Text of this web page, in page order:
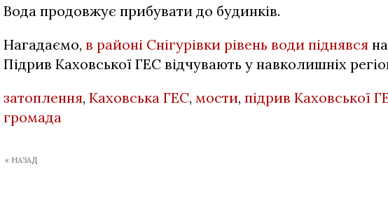
Вода продовжує прибувати до будинків.
Нагадаємо, в районі Снігурівки рівень води піднявся
Підрив Каховської ГЕС відчувають у навколишніх
затоплення, Каховська ГЕС, мости, підрив Каховської
громада
« НАЗАД